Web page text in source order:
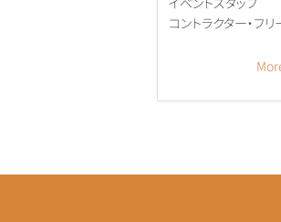
コントラクター・フリ